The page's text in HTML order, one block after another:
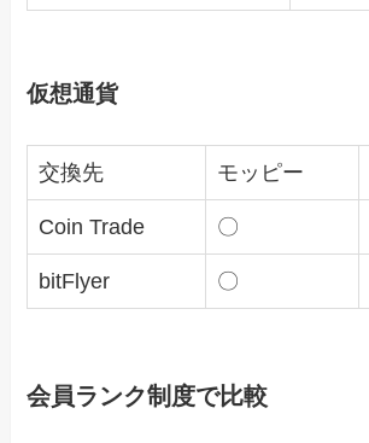
仮想通貨
交換先 モッピー
Coin Trade 〇
bitFlyer 〇
会員ランク制度で比較